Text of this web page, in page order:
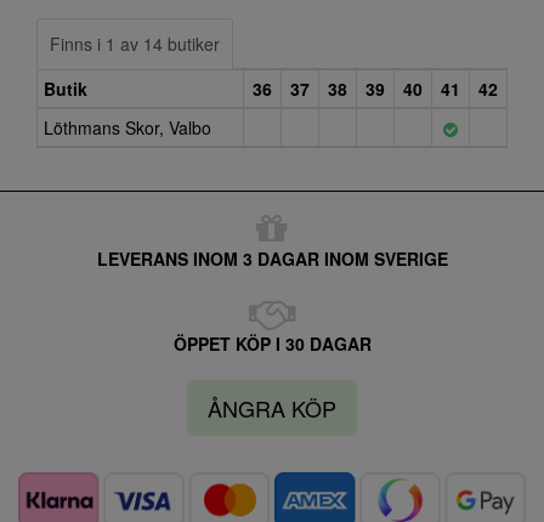
Finns i 1 av 14 butiker
Butik
36 37 38 39 40 41
42
Löthmans Skor, Valbo
LEVERANS INOM 3 DAGAR INOM SVERIGE
ÖPPET KÖP I 30 DAGAR
ÅNGRA KÖP